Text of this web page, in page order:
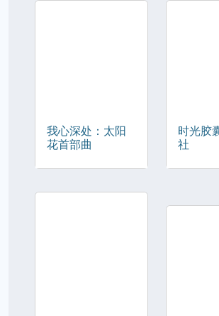
我心深处：太阳
花首部曲
时光胶
社